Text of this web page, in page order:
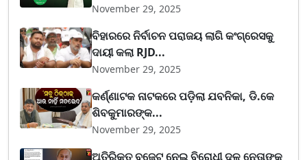
November 29, 2025
ବିହାରରେ ନିର୍ବାଚନ ପରାଜୟ ଲାଗି କଂଗ୍ରେସକୁ
ଦାୟୀ କଲା RJD...
November 29, 2025
କର୍ଣ୍ଣାଟକ ନାଟକରେ ପଡ଼ିଲା ଯବନିକା, ଡି.କେ
ଶିବକୁମାରଙ୍କ...
November 29, 2025
ଅତିରିକ୍ତ ବଜେଟ ନେଇ ବିରୋଧୀ ଦଳ ନେତାଙ୍କ